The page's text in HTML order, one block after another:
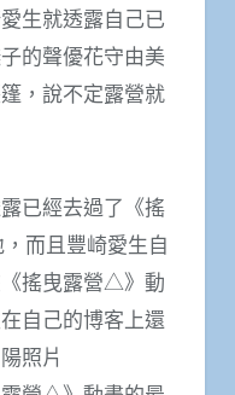
生就透露自己已
的聲優花守由美
，說不定露營就
已經去過了《搖
而且豐崎愛生自
搖曳露營△》動
自己的博客上還
照片